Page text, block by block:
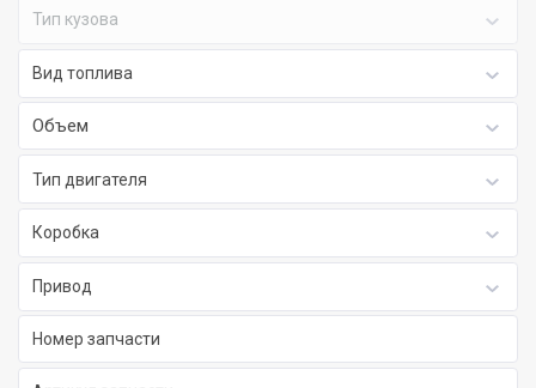
Тип кузова
Вид топлива
Объем
Тип двигателя
Коробка
Привод